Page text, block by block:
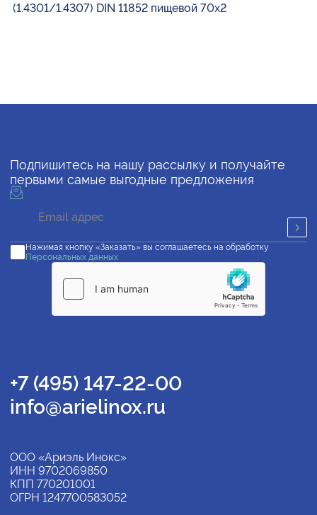
(1.4301/1.4307) DIN 11852 пищевой 70х2
Подпишитесь на нашу рассылку и получайте
первыми самые выгодные предложения
Нажимая кнопку «Заказать» вы соглашаетесь на обработку
Персональных данных
+7 (495) 147-22-00
info@arielinox.ru
ООО «Ариэль Инокс»
ИНН 9702069850
КПП 770201001
ОГРН 1247700583052